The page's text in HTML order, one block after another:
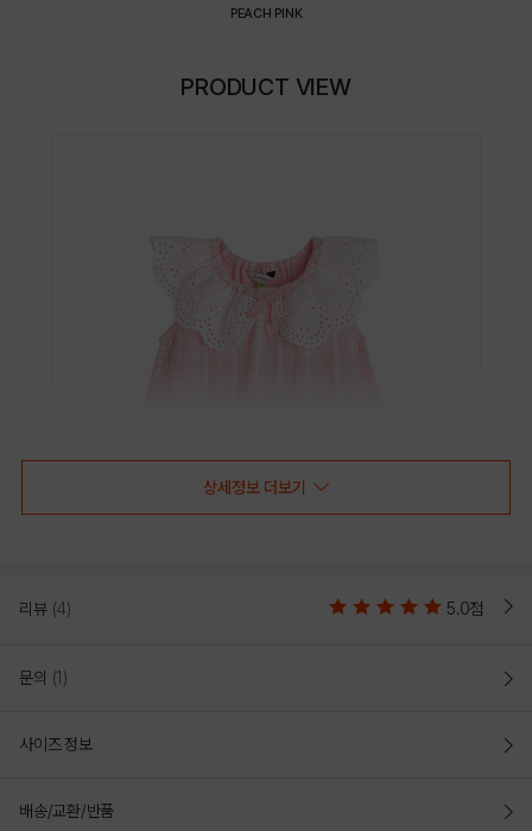
PEACH PINK
PRODUCT VIEW
상세정보 더보기
리뷰 (4) 5.0점
문의 (1)
사이즈 정보
배송/교환/반품